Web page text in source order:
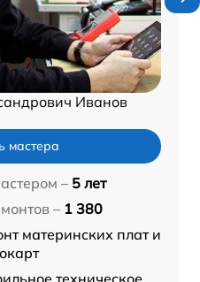
Иванов
мастера
– 5 лет
– 1 380
материнских плат и
техническое,